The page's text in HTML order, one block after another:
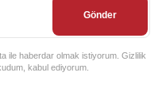
Gönder
ile haberdar olmak istiyorum. Gizlilik
kabul ediyorum.